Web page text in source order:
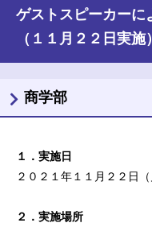
ゲストスピーカーに
（１１月２２日実施）
１．実施日
２０２１年１１月２２日
２．実施場所
商学部